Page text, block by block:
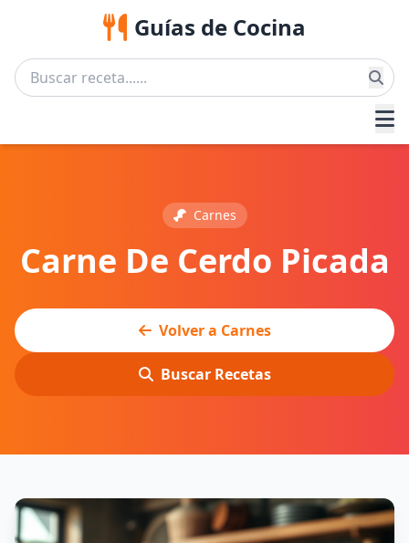
Guías de Cocina
Carnes
Carne De Cerdo Picada
Volver a Carnes
Buscar Recetas